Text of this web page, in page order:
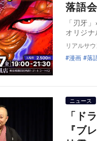
落語
「刃牙
オリジ
リアルサ
漫画
落
ニュース
「ド
『ブ